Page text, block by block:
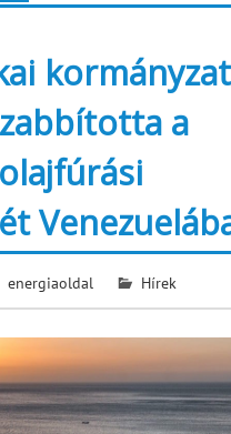
kormányzat
a
energiaoldal Hírek